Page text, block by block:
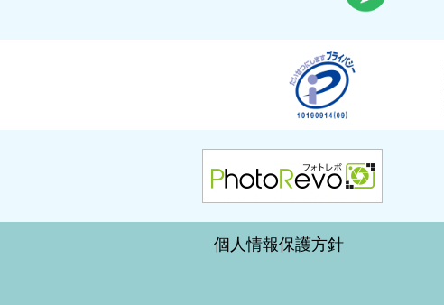
個人情報保護方針